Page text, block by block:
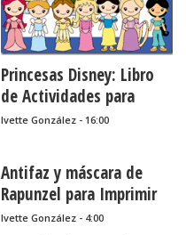
Princesas Disney: Libro
de Actividades para
Imprimir Gratis.
Ivette González - 16:00
Antifaz y máscara de
Rapunzel para Imprimir
Gratis.
Ivette González - 4:00